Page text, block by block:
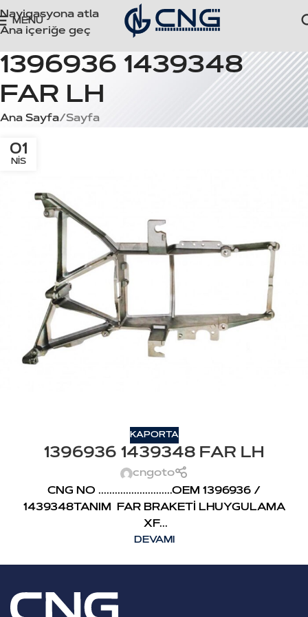
Navigasyona atla
Ana içeriğe geç
MENÜ
1396936 1439348
FAR LH
Ana Sayfa Sayfa
01
NIS
KAPORTA
1396936 1439348 FAR LH
cngoto
CNG NO ...........................OEM 1396936 /
1439348TANIM FAR BRAKETİ LHUYGULAMA
XF...
DEVAMI